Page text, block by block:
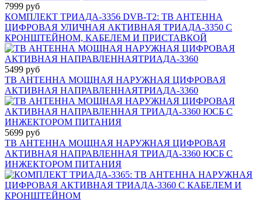
7999 руб
КОМПЛЕКТ ТРИАДА-3356 DVB-T2: ТВ АНТЕННА
ЦИФРОВАЯ УЛИЧНАЯ АКТИВНАЯ ТРИАДА-3350 С
КРОНШТЕЙНОМ, КАБЕЛЕМ И ПРИСТАВКОЙ
5499 руб
ТВ АНТЕННА МОЩНАЯ НАРУЖНАЯ ЦИФРОВАЯ
АКТИВНАЯ НАПРАВЛЕННАЯТРИАДА-3360
5699 руб
ТВ АНТЕННА МОЩНАЯ НАРУЖНАЯ ЦИФРОВАЯ
АКТИВНАЯ НАПРАВЛЕННАЯ ТРИАДА-3360 ЮСБ С
ИНЖЕКТОРОМ ПИТАНИЯ